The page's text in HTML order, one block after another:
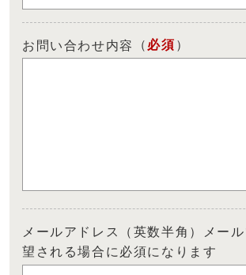
お問い合わせ内容 （ 必須 ）
メールアドレス（英数半角）メー
望される場合に必須になります